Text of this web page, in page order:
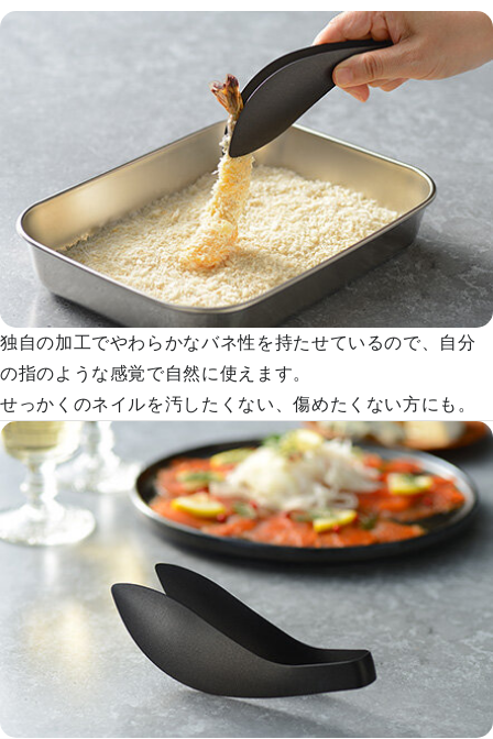
独自の加工でやわらかなバネ性を持たせているので、自分
の指のような感覚で自然に使えます。
せっかくのネイルを汚したくない、傷めたくない方にも。